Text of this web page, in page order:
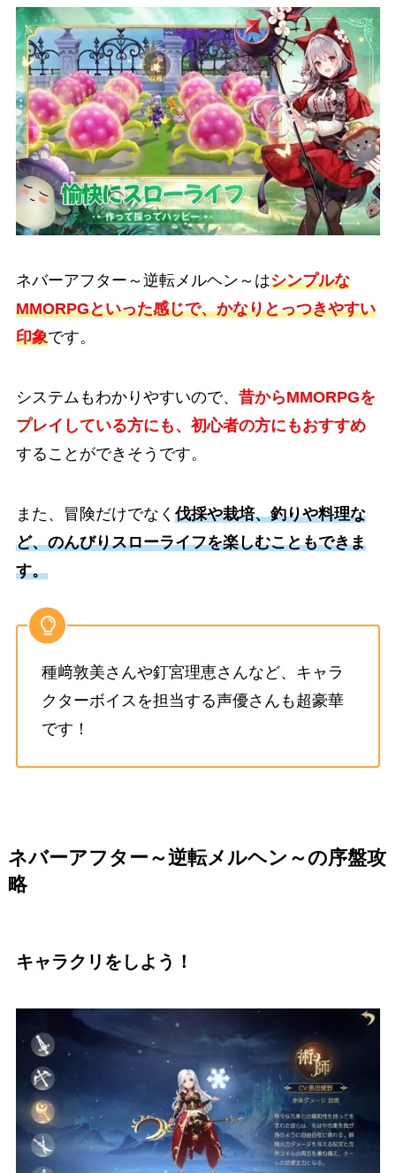
ネバーアフター～逆転メルヘン～はシンプルな
MMORPGといった感じで、かなりとっつきやすい
印象です。
システムもわかりやすいので、 昔からMMORPGを
プレイしている方にも、初心者の方にもおすすめ
することができそうです。
また、冒険だけでなく 伐採や栽培、釣りや料理な
ど、のんびりスローライフを楽しむこともできま
す。
種﨑敦美さんや釘宮理恵さんなど、キャラ
クターボイスを担当する声優さんも超豪華
です！
ネバーアフター～逆転メルヘン～の序盤攻
略
キャラクリをしよう！